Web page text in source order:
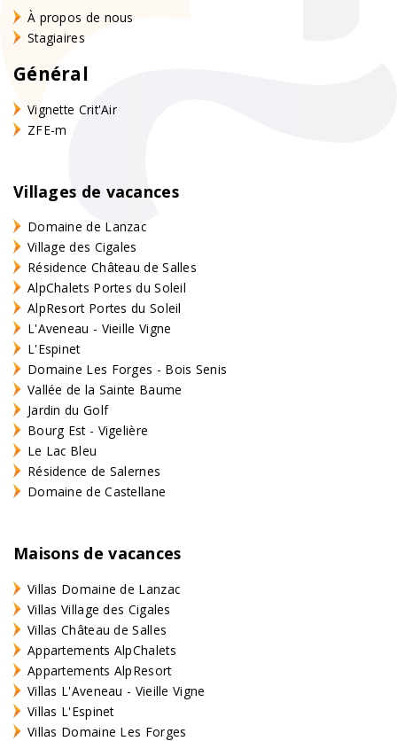
À propos de nous
Stagiaires
Général
Vignette Crit'Air
ZFE-m
Villages de vacances
Domaine de Lanzac
Village des Cigales
Résidence Château de Salles
AlpChalets Portes du Soleil
AlpResort Portes du Soleil
L'Aveneau - Vieille Vigne
L'Espinet
Domaine Les Forges - Bois Senis
Vallée de la Sainte Baume
Jardin du Golf
Bourg Est - Vigelière
Le Lac Bleu
Résidence de Salernes
Domaine de Castellane
Maisons de vacances
Villas Domaine de Lanzac
Villas Village des Cigales
Villas Château de Salles
Appartements AlpChalets
Appartements AlpResort
Villas L'Aveneau - Vieille Vigne
Villas L'Espinet
Villas Domaine Les Forges